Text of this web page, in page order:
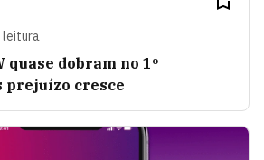
leitura
quase dobram no 1º
prejuízo cresce